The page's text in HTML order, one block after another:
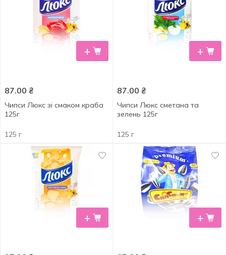
+
87.00 ₴
Чипси Люкс зі смаком краба
125г
125 г
+
87.00 ₴
Чипси Люкс сметана та
зелень 125г
125 г
+ +